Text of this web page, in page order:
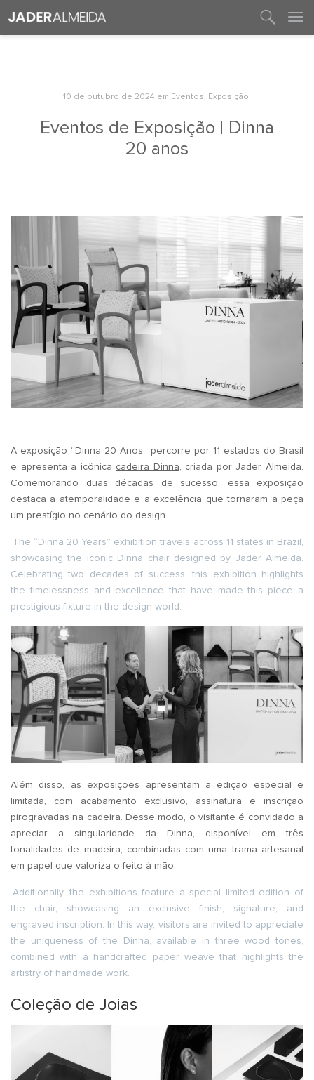
10 de outubro de 2024 em Eventos, Exposição.
Eventos de Exposição | Dinna
20 anos
A exposição “Dinna 20 Anos” percorre por 11 estados do Brasil
e apresenta a icônica cadeira Dinna , criada por Jader Almeida.
Comemorando duas décadas de sucesso, essa exposição
destaca a atemporalidade e a excelência que tornaram a peça
um prestígio no cenário do design.
The “Dinna 20 Years” exhibition travels across 11 states in Brazil,
showcasing the iconic Dinna chair designed by Jader Almeida.
Celebrating two decades of success, this exhibition highlights
the timelessness and excellence that have made this piece a
prestigious fixture in the design world.
Além disso, as exposições apresentam a edição especial e
limitada, com acabamento exclusivo, assinatura e inscrição
pirogravadas na cadeira. Desse modo, o visitante é convidado a
apreciar a singularidade da Dinna, disponível em três
tonalidades de madeira, combinadas com uma trama artesanal
em papel que valoriza o feito à mão.
Additionally, the exhibitions feature a special limited edition of
the chair, showcasing an exclusive finish, signature, and
engraved inscription. In this way, visitors are invited to appreciate
the uniqueness of the Dinna, available in three wood tones,
combined with a handcrafted paper weave that highlights the
artistry of handmade work.
Coleção de Joias